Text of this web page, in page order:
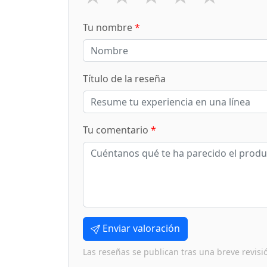
Tu nombre*
Título de la reseña
Tu comentario *
Enviar valoración
Las reseñas se publican tras una breve